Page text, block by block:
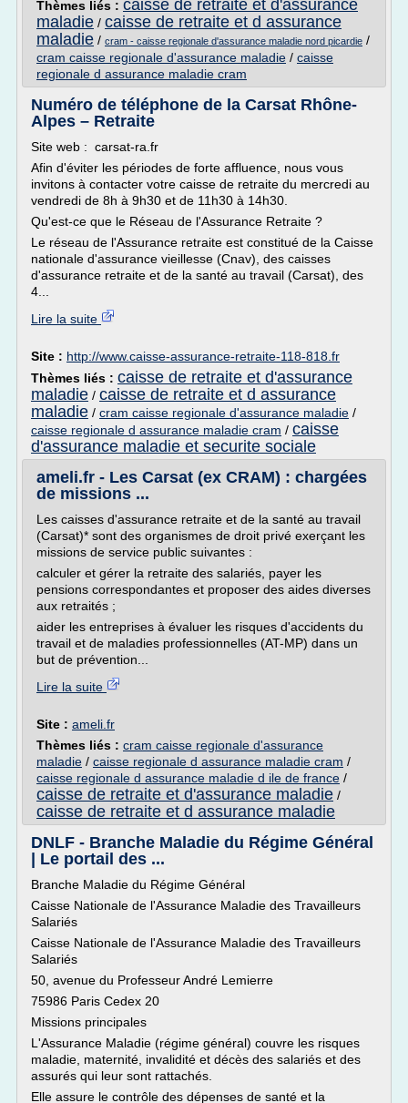
Thèmes liés : caisse de retraite et d'assurance
maladie / caisse de retraite et d assurance
maladie / cram - caisse regionale d'assurance maladie nord picardie /
cram caisse regionale d'assurance maladie / caisse
regionale d assurance maladie cram
Numéro de téléphone de la Carsat Rhône-
Alpes – Retraite
Site web : carsat-ra.fr
Afin d'éviter les périodes de forte affluence, nous vous
invitons à contacter votre caisse de retraite du mercredi au
vendredi de 8h à 9h30 et de 11h30 à 14h30.
Qu'est-ce que le Réseau de l'Assurance Retraite ?
Le réseau de l'Assurance retraite est constitué de la Caisse
nationale d'assurance vieillesse (Cnav), des caisses
d'assurance retraite et de la santé au travail (Carsat), des
4...
Lire la suite
Site : http://www.caisse-assurance-retraite-118-818.fr
Thèmes liés : caisse de retraite et d'assurance
maladie / caisse de retraite et d assurance
maladie / cram caisse regionale d'assurance maladie /
caisse regionale d assurance maladie cram / caisse
d'assurance maladie et securite sociale
ameli.fr - Les Carsat (ex CRAM) : chargées
de missions ...
Les caisses d'assurance retraite et de la santé au travail
(Carsat)* sont des organismes de droit privé exerçant les
missions de service public suivantes :
calculer et gérer la retraite des salariés, payer les
pensions correspondantes et proposer des aides diverses
aux retraités ;
aider les entreprises à évaluer les risques d'accidents du
travail et de maladies professionnelles (AT-MP) dans un
but de prévention...
Lire la suite
Site : ameli.fr
Thèmes liés : cram caisse regionale d'assurance
maladie / caisse regionale d assurance maladie cram /
caisse regionale d assurance maladie d ile de france /
caisse de retraite et d'assurance maladie /
caisse de retraite et d assurance maladie
DNLF - Branche Maladie du Régime Général
| Le portail des ...
Branche Maladie du Régime Général
Caisse Nationale de l'Assurance Maladie des Travailleurs
Salariés
Caisse Nationale de l'Assurance Maladie des Travailleurs
Salariés
50, avenue du Professeur André Lemierre
75986 Paris Cedex 20
Missions principales
L'Assurance Maladie (régime général) couvre les risques
maladie, maternité, invalidité et décès des salariés et des
assurés qui leur sont rattachés.
Elle assure le contrôle des dépenses de santé et la